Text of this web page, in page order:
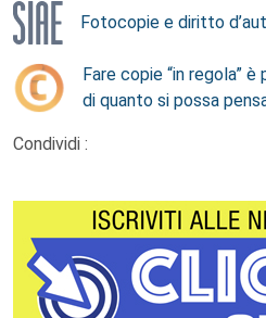
Fotocopie e diritto
Fare copie “in regola” è
di quanto si possa
Condividi :